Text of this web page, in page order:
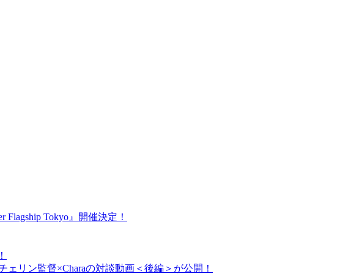
Flagship Tokyo』開催決定！
リン監督×Charaの対談動画＜後編＞が公開！